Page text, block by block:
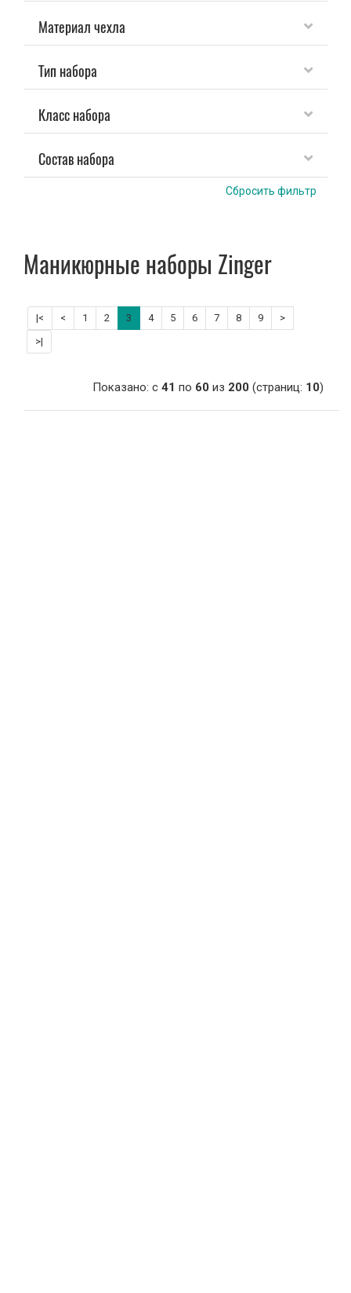
Зажим для ресниц
Кисти и спонжи
Ножницы парикмахерские
Точилки косметические
Расходные материалы
Косметички
Зеркала
Материал чехла
Тип набора
Класс набора
Состав набора
Сбросить фильтр
Маникюрные наборы Zinger
|< < 1 2 3 4 5 6 7 8 9
>
>|
Показано: с 41 по 60 из 200 (страниц: 10)